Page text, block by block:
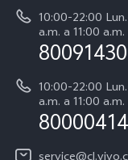
Y31 5G
Manual del usuario
Servicio de
Instrucciones de la
Acerca de nosotros
Centro de
10:00-22:00
a.m. a 11:00
10:00-22:00
a.m. a 11:00